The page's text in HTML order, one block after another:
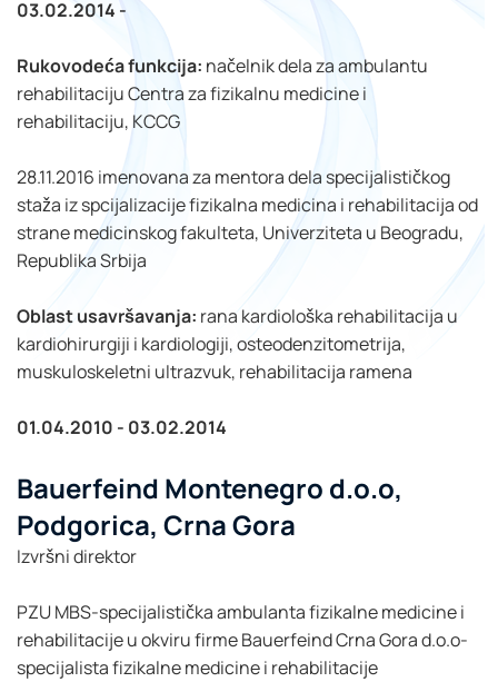
03.02.2014 -
Rukovodeća funkcija: načelnik dela za ambulantu
rehabilitaciju Centra za fizikalnu medicine i
rehabilitaciju, KCCG
28.11.2016 imenovana za mentora dela specijalističkog
staža iz spcijalizacije fizikalna medicina i rehabilitacija od
strane medicinskog fakulteta, Univerziteta u Beogradu,
Republika Srbija
Oblast usavršavanja: rana kardiološka rehabilitacija u
kardiohirurgiji i kardiologiji, osteodenzitometrija,
muskuloskeletni ultrazvuk, rehabilitacija ramena
01.04.2010 - 03.02.2014
Bauerfeind Montenegro d.o.o,
Podgorica, Crna Gora
Izvršni direktor
PZU MBS-specijalistička ambulanta fizikalne medicine i
rehabilitacije u okviru firme Bauerfeind Crna Gora d.o.o-
specijalista fizikalne medicine i rehabilitacije